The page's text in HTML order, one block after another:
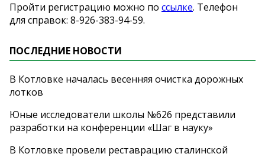
Пройти регистрацию можно по ссылке. Телефон
для справок: 8-926-383-94-59.
ПОСЛЕДНИЕ НОВОСТИ
В Котловке началась весенняя очистка дорожных
лотков
Юные исследователи школы №626 представили
разработки на конференции «Шаг в науку»
В Котловке провели реставрацию сталинской